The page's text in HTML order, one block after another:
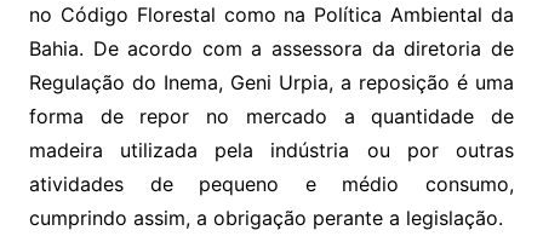
no Código Florestal como na Política Ambiental da
Bahia. De acordo com a assessora da diretoria de
Regulação do Inema, Geni Urpia, a reposição é uma
forma de repor no mercado a quantidade de
madeira utilizada pela indústria ou por outras
atividades de pequeno e médio consumo,
cumprindo assim, a obrigação perante a legislação.